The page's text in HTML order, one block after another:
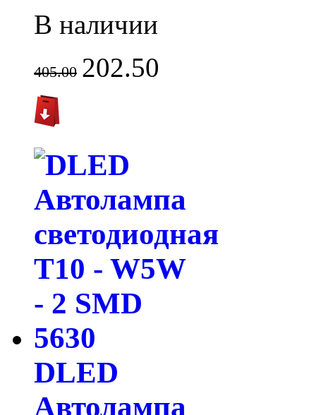
В наличии
405.00 202.50
DLED
Автолампа